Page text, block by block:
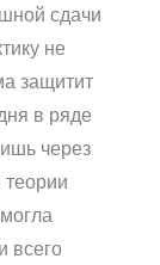
сдачи
не
защитит
в ряде
через
всего